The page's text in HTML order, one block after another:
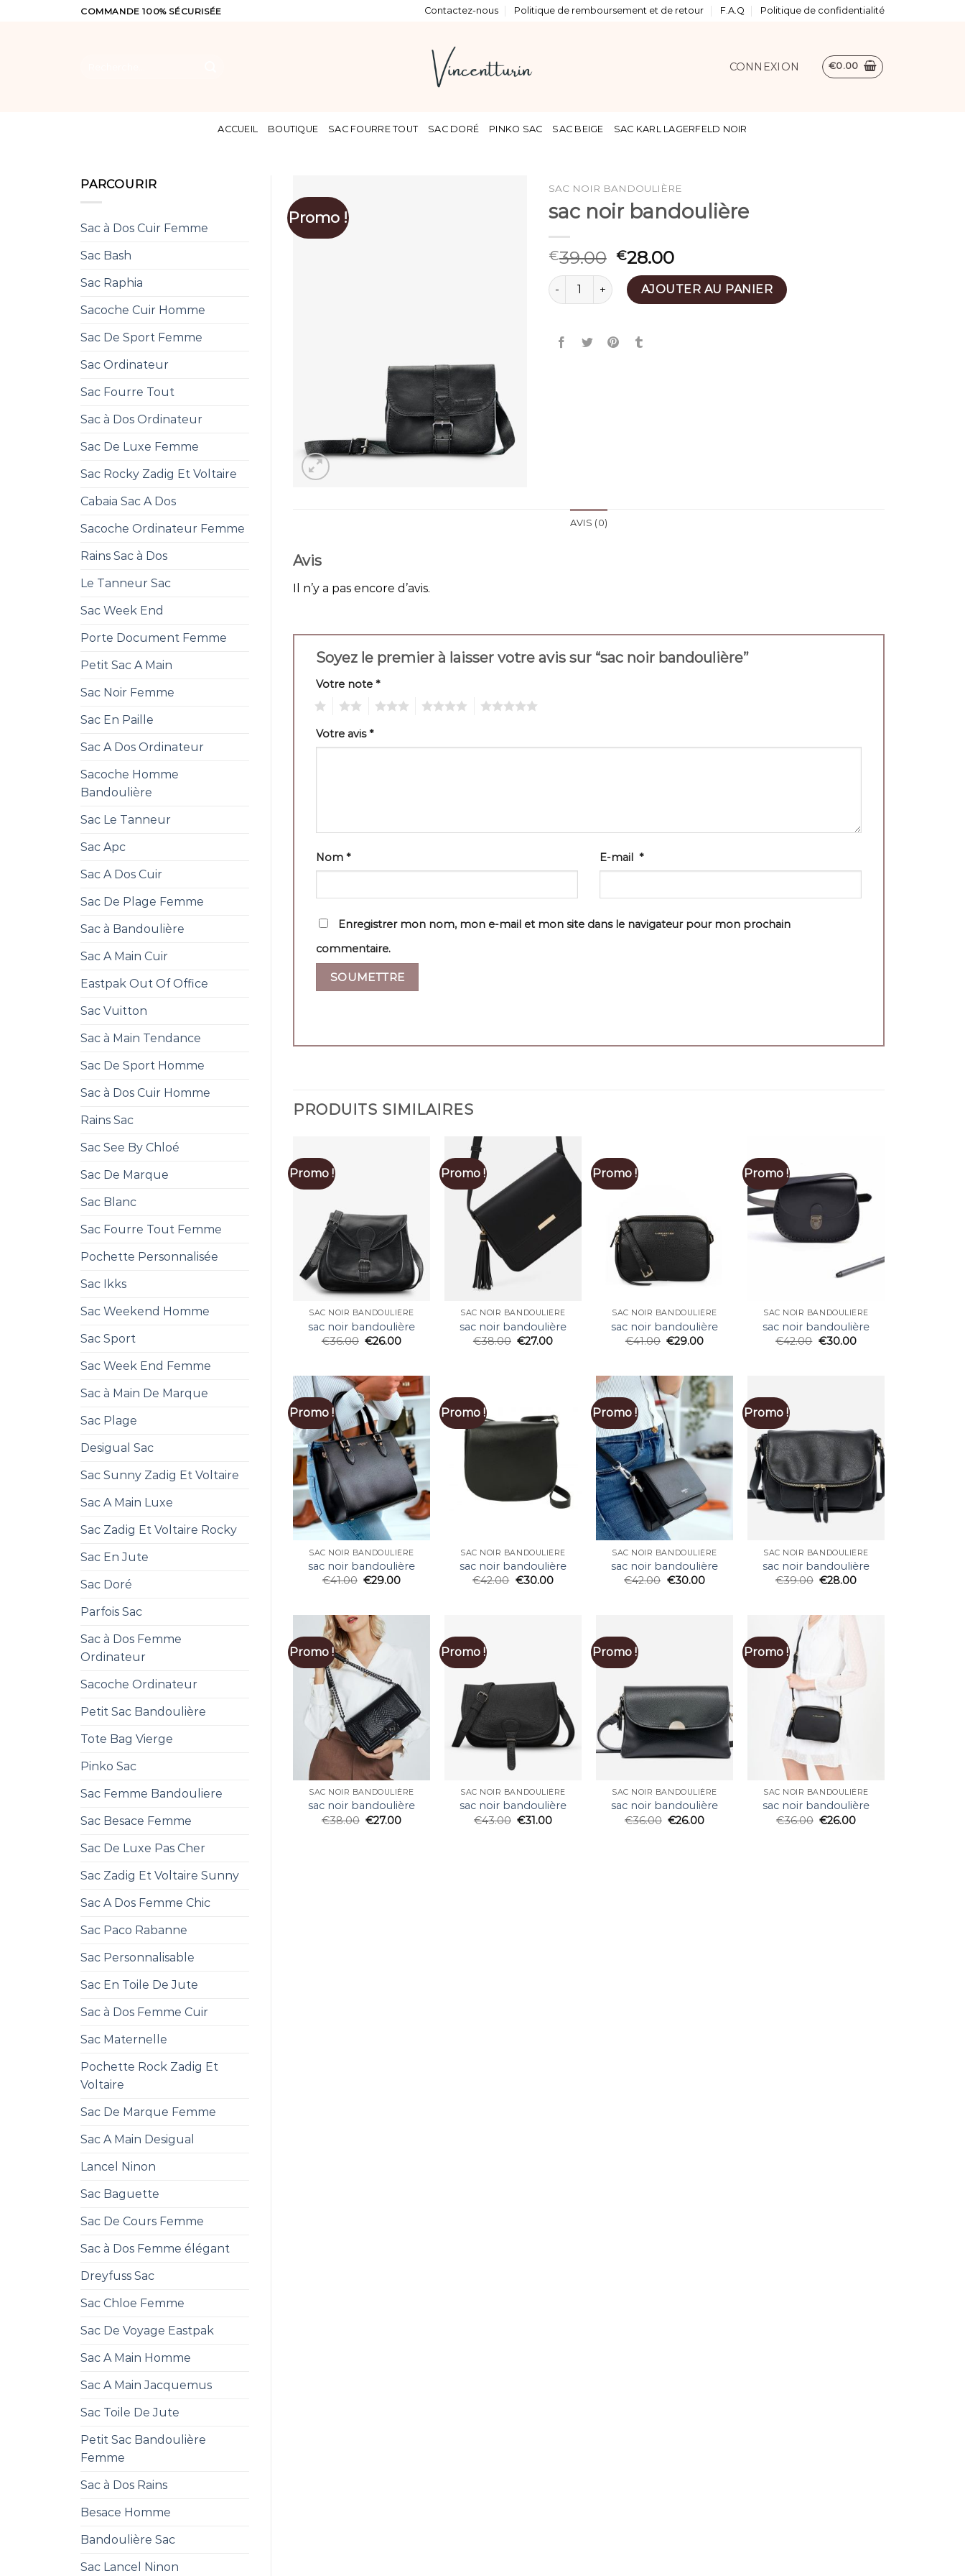
COMMANDE 100% SÉCURISÉE Contactez-nous Politique de remboursement et de retour F.A.Q Politique de confidentialité
CONNEXION €0.00
ACCUEIL BOUTIQUE SAC FOURRE TOUT SAC DORÉ PINKO SAC SAC BEIGE SAC KARL LAGERFELD NOIR
PARCOURIR
Sac à Dos Cuir Femme
Sac Bash
Sac Raphia
Sacoche Cuir Homme
Sac De Sport Femme
Sac Ordinateur
Sac Fourre Tout
Sac à Dos Ordinateur
Sac De Luxe Femme
Sac Rocky Zadig Et Voltaire
Cabaia Sac A Dos
Sacoche Ordinateur Femme
Rains Sac à Dos
Le Tanneur Sac
Sac Week End
Porte Document Femme
Petit Sac A Main
Sac Noir Femme
Sac En Paille
Sac A Dos Ordinateur
Sacoche Homme
Bandoulière
Sac Le Tanneur
Sac Apc
Sac A Dos Cuir
Sac De Plage Femme
Sac à Bandoulière
Sac A Main Cuir
Eastpak Out Of Office
Sac Vuitton
Sac à Main Tendance
Sac De Sport Homme
Sac à Dos Cuir Homme
Rains Sac
Sac See By Chloé
Sac De Marque
Sac Blanc
Sac Fourre Tout Femme
Pochette Personnalisée
Sac Ikks
Sac Weekend Homme
Sac Sport
Sac Week End Femme
Sac à Main De Marque
Sac Plage
Desigual Sac
Sac Sunny Zadig Et Voltaire
Sac A Main Luxe
Sac Zadig Et Voltaire Rocky
Sac En Jute
Sac Doré
Parfois Sac
Sac à Dos Femme
Ordinateur
Sacoche Ordinateur
Petit Sac Bandoulière
Tote Bag Vierge
Pinko Sac
Sac Femme Bandouliere
Sac Besace Femme
Sac De Luxe Pas Cher
Sac Zadig Et Voltaire Sunny
Sac A Dos Femme Chic
Sac Paco Rabanne
Sac Personnalisable
Sac En Toile De Jute
Sac à Dos Femme Cuir
Sac Maternelle
Pochette Rock Zadig Et
Voltaire
Sac De Marque Femme
Sac A Main Desigual
Lancel Ninon
Sac Baguette
Sac De Cours Femme
Sac à Dos Femme élégant
Dreyfuss Sac
Sac Chloe Femme
Sac De Voyage Eastpak
Sac A Main Homme
Sac A Main Jacquemus
Sac Toile De Jute
Petit Sac Bandoulière
Femme
Sac à Dos Rains
Besace Homme
Bandoulière Sac
Sac Lancel Ninon
Promo !
SAC NOIR BANDOULIÈRE
sac noir bandoulière
€39.00 €28.00
quantité de sac noir bandoulière
AJOUTER AU PANIER
AVIS (0)
Avis
Il n’y a pas encore d’avis.
Soyez le premier à laisser votre avis sur “sac noir bandoulière”
Votre note *
Votre avis*
Nom * E-mail *
Enregistrer mon nom, mon e-mail et mon site dans le navigateur pour mon prochain
commentaire.
PRODUITS SIMILAIRES
Promo !
SAC NOIR BANDOULIÈRE
sac noir bandoulière
€36.00 €26.00
Promo !
SAC NOIR BANDOULIÈRE
sac noir bandoulière
€38.00 €27.00
Promo !
SAC NOIR BANDOULIÈRE
sac noir bandoulière
€41.00 €29.00
Promo !
SAC NOIR BANDOULIÈRE
sac noir bandoulière
€42.00 €30.00
Promo !
SAC NOIR BANDOULIÈRE
sac noir bandoulière
€41.00 €29.00
Promo !
SAC NOIR BANDOULIÈRE
sac noir bandoulière
€42.00 €30.00
Promo !
SAC NOIR BANDOULIÈRE
sac noir bandoulière
€42.00 €30.00
Promo !
SAC NOIR BANDOULIÈRE
sac noir bandoulière
€39.00 €28.00
Promo !
SAC NOIR BANDOULIÈRE
sac noir bandoulière
€38.00 €27.00
Promo !
SAC NOIR BANDOULIÈRE
sac noir bandoulière
€43.00 €31.00
Promo !
SAC NOIR BANDOULIÈRE
sac noir bandoulière
€36.00 €26.00
Promo !
SAC NOIR BANDOULIÈRE
sac noir bandoulière
€36.00 €26.00